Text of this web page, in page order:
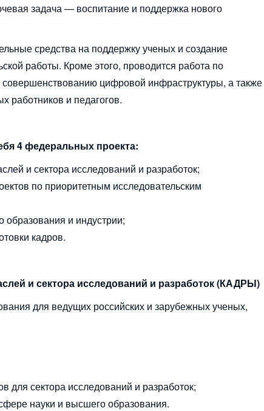
задача — воспитание и поддержка нового
средства на поддержку ученых и создание
работы. Кроме этого, проводится работа по
совершенствованию цифровой инфраструктуры, а также
работников и педагогов.
4 федеральных проекта:
и сектора исследований и разработок;
по приоритетным исследовательским
и индустрии;
кадров.
и сектора исследований и разработок (КАДРЫ)
для ведущих российских и зарубежных ученых,
для сектора исследований и разработок;
науки и высшего образования.